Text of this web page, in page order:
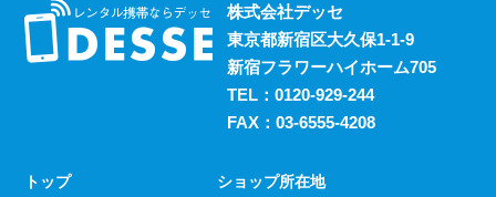
検証用にスマホのレンタルをお考えの際は、デッセまでご
相談ください。
過去に発生した料金トラブルなど、身の回りの様々な事情
からスマホの利用契約を締結できない、という方は意外に
うな連絡手段となるものは手元にないと何かと手間がかか
株式会社デッセ
東京都新宿区大久保1-1-9
新宿フラワーハイホーム705
TEL： 0120-929-244
FAX：03-6555-4208
トップ
ショップ所在地